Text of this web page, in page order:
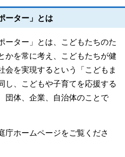
ーター」とは
ーター」とは、こどもたちのた
かを常に考え、こどもたちが健
会を実現するという「こどもま
し、こどもや子育てを応援する
団体、企業、自治体のことで
庁ホームページをご覧くださ